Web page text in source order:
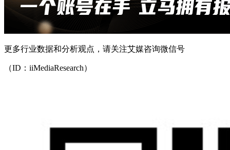
更多行业数据和分析观点，请关注艾媒咨询微信号
（ID：iiMediaResearch）